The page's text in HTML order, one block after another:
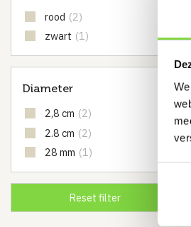
rood (2)
zwart (1)
Diameter
2,8 cm (2)
2.8 cm (2)
28 mm (1)